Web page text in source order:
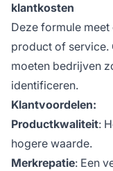
klantkosten
Deze formule
product of service.
moeten bedrijven
identificeren.
Klantvoordelen:
Productkwaliteit:
hogere waarde.
Merkrepatie: Een